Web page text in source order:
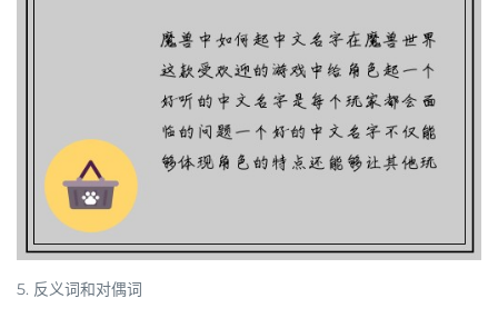
5. 反义词和对偶词